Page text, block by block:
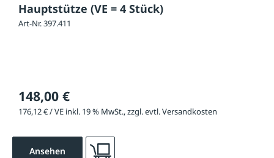
Hauptstütze (VE = 4 Stück)
Art-Nr. 397.411
148,00 €
176,12 € / VE inkl. 19 % MwSt., zzgl. evtl. Versandkosten
Ansehen